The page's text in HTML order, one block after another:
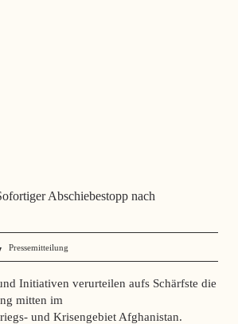
Abschiebestopp nach
administrator
Pressemitteilung
Initiativen verurteilen aufs Schärfste die
mitten im
und Krisengebiet Afghanistan.